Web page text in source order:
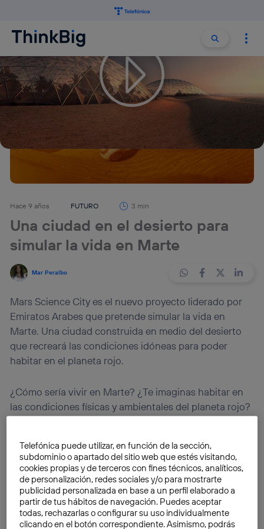
Buscar
Hace 9 años FUTURO 3 min
Una ciudad en el desierto para
simular la vida en Marte
Mar Peralbo
Mars Science City es el nuevo proyecto liderado por
Emiratos Arabes que pretende simular la vida en
Marte. Una ciudad construida en medio del desierto
que recreará las condiciones idóneas para poder
habitar en el planeta rojo.
¿Cómo sería vivir en Marte? ¿Te imaginas habitar en
las condiciones físicas y ambientales del planeta rojo?
superficie y, continuamente, se buscan nuevas vías
para ser habitado.Las exploraciones espaciales al
planeta rojo cobran cada vez más importancia
gracias al desarrollo de nuevas herramientas
tecnológicas.
Telefónica puede utilizar, en función de la sección,
subdominio o apartado del sitio web que estés visitando,
cookies propias y de terceros con fines técnicos, analíticos,
de personalización, redes sociales y/o para mostrarte
publicidad personalizada en base a un perfil elaborado a
partir de tus hábitos de navegación. Puedes aceptar
todas, rechazarlas o configurar su uso individualmente
clicando en el botón correspondiente. Asimismo, podrás